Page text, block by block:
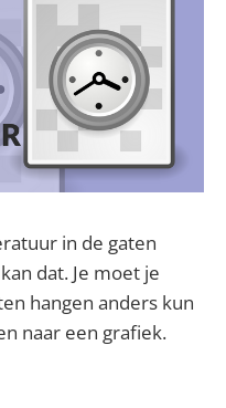
in de gaten
dat. Je moet je
hangen anders kun
naar een grafiek.